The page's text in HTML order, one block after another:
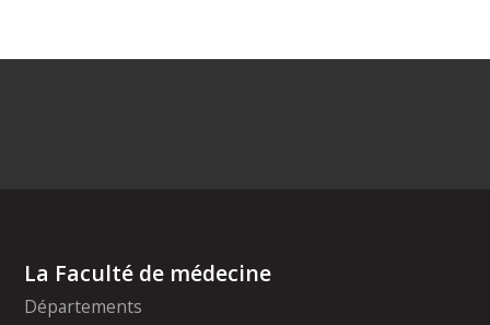
La Faculté de médecine
Départements